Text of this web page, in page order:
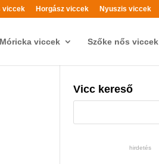
viccek Horgász viccek Nyuszis viccek
Móricka viccek Szőke nős viccek
Vicc kereső
hirdetés